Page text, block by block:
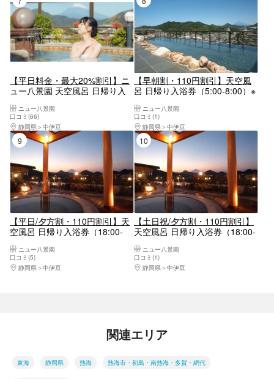
【平日料金・最大20%割引】ニ
ュー八景園 天空風呂 日帰り入
ニュー八景園
口コミ(66)
静岡県
中伊豆
【早朝割・110円割引】天空風
呂 日帰り入浴券（5:00-8:00）※
ニュー八景園
口コミ(1)
静岡県
中伊豆
9位
【平日/夕方割・110円割引】天
空風呂 日帰り入浴券（18:00-
ニュー八景園
口コミ(5)
静岡県
中伊豆
10位
【土日祝/夕方割・110円割引】
天空風呂 日帰り入浴券（18:00-
ニュー八景園
口コミ(1)
静岡県
中伊豆
関連エリア
東海 静岡県 熱海 熱海市・初島・南熱海・多賀・網代